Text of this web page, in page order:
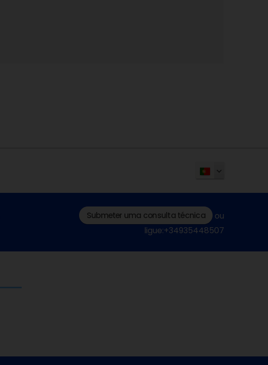
Submeter uma consulta técnica
ou
ligue:+34935448507